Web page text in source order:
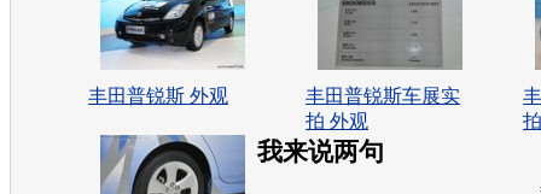
丰田普锐斯 外观
丰田普锐斯车展实
拍 外观
我来说两句